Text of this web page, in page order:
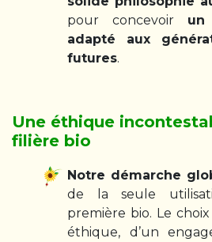
pour concevoir un
adapté aux
futures.
Une éthique
filière bio
Notre démarche
de la seule
première bio. Le
éthique, d’un